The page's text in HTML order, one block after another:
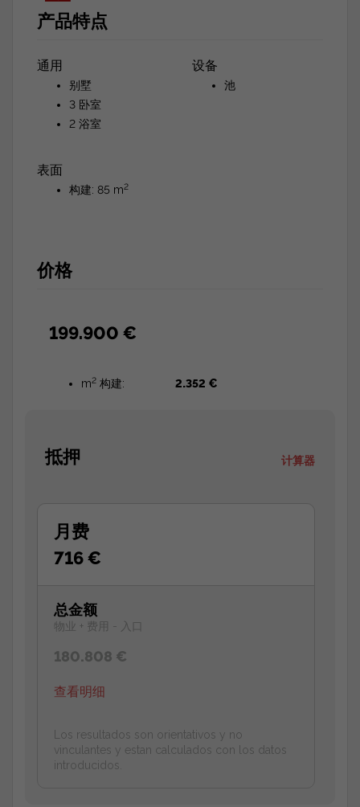
产品特点
通用
别墅
3 卧室
2 浴室
表面
构建: 85 m2
设备
池
价格
199.900 €
m2 构建: 2.352 €
抵押 计算器
月费
716 €
总金额
物业 + 费用 - 入口
180.808 €
查看明细
Los resultados son orientativos y no
vinculantes y estan calculados con los datos
introducidos.